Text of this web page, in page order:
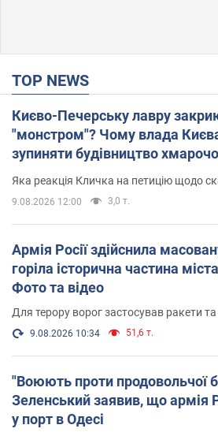
TOP NEWS
Києво-Печерську лавру
"монстром"? Чому влада
зупиняти будівництво
вірянина"
Яка реакція Кличка на петицію щодо
9.08.2026 12:00 3,0 т.
Армія Росії здійснила
горіла історична частина
Фото та відео
Для терору ворог застосував ракети
9.08.2026 10:34 51,6 т.
"Воюють проти продовольчої
Зеленський заявив, що армія
у порт в Одесі